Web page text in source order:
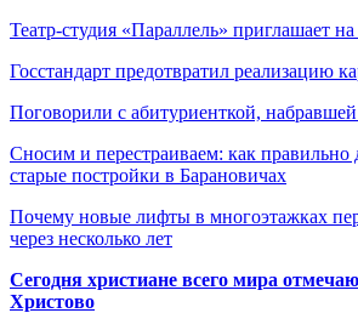
Театр-студия «Параллель» приглашает на
Госстандарт предотвратил реализацию
Поговорили с абитуриенткой,
Сносим и перестраиваем: как правильно
старые постройки в Барановичах
Почему новые лифты в многоэтажках
через несколько лет
Сегодня христиане всего мира
Христово